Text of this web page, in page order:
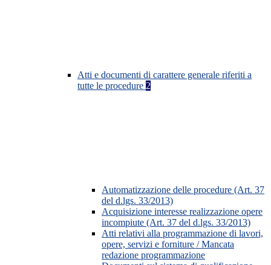
Atti e documenti di carattere generale riferiti a
tutte le procedure 2
Automatizzazione delle procedure (Art. 37
del d.lgs. 33/2013)
Acquisizione interesse realizzazione opere
incompiute (Art. 37 del d.lgs. 33/2013)
Atti relativi alla programmazione di lavori,
opere, servizi e forniture / Mancata
redazione programmazione